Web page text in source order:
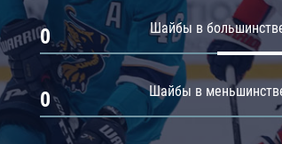
Амур
Барыс
Салават Юлаев
Шайбы в
0
Шайбы в
0